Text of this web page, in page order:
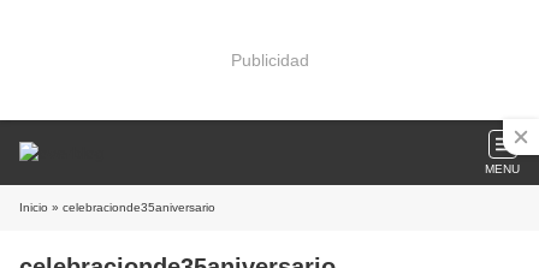
Publicidad
MENU
Inicio » celebracionde35aniversario